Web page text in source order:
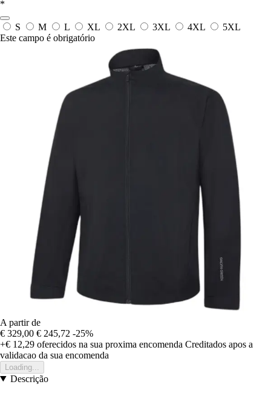
*
S M L XL 2XL 3XL 4XL
5XL
Este campo é obrigatório
A partir de
€ 329,00 € 245,72 -25%
+€ 12,29 oferecidos na sua proxima encomenda Creditados apos a
validacao da sua encomenda
Loading...
Descrição